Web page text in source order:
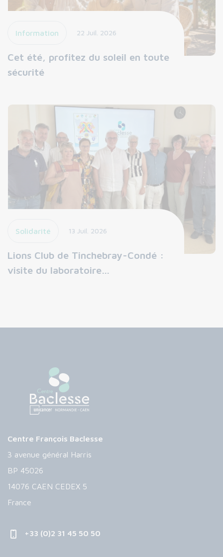
Information 22 Juil. 2026
Cet été, profitez du soleil en toute
sécurité
Solidarité 13 Juil. 2026
Lions Club de Tinchebray-Condé :
visite du laboratoire…
Centre François Baclesse
3 avenue général Harris
BP 45026
14076 CAEN CEDEX 5
France
+33 (0)2 31 45 50 50